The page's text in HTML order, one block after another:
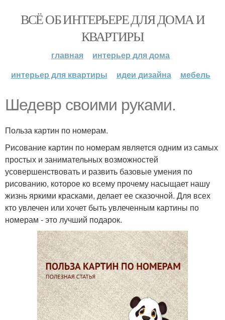
ВСЁ ОБ ИНТЕРЬЕРЕ ДЛЯ ДОМА И
КВАРТИРЫ
главная
интерьер для дома
интерьер для квартиры
идеи дизайна мебель
Шедевр своими руками.
Польза картин по номерам.
Рисование картин по номерам является одним из самых
простых и занимательных возможностей
усовершенствовать и развить базовые умения по
рисованию, которое ко всему прочему насыщает нашу
жизнь яркими красками, делает ее сказочной. Для всех
кто увлечен или хочет быть увлеченным картины по
номерам - это лучший подарок.